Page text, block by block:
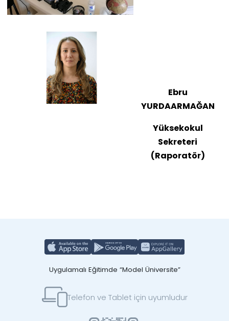
Ebru
YURDAARMAĞAN
Yüksekokul
Sekreteri
(Raporatör)
Uygulamalı Eğitimde “Model Üniversite”
Telefon ve Tablet için uyumludur